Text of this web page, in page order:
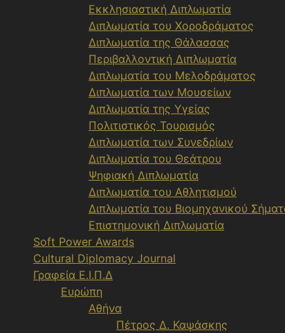
Εκκλησιαστική Διπλωματία
Διπλωματία του Χοροδράματος
Διπλωματία της Θάλασσας
Περιβαλλοντική Διπλωματία
Διπλωματία του Μελοδράματος
Διπλωματία των Μουσείων
Διπλωματία της Υγείας
Πολιτιστικός Τουρισμός
Διπλωματία των Συνεδρίων
Διπλωματία του Θεάτρου
Ψηφιακή Διπλωματία
Διπλωματία του Αθλητισμού
Διπλωματία του Βιομηχανικού
Επιστημονική Διπλωματία
Soft Power Awards
Cultural Diplomacy Journal
Γραφεία Ε.Ι.Π.Δ
Ευρώπη
Αθήνα
Πέτρος Δ. Καψάσκης